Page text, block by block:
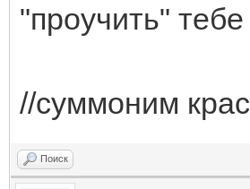
"проучить"
//суммоним
Поиск